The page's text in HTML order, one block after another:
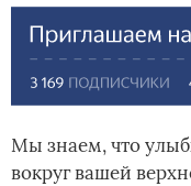
Мы знаем, что
вокруг вашей